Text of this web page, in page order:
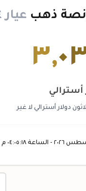
ذهب عيار ٢٤
٣,
أسترالي
دولار أسترالي لا غير
٢٠٢٦ - الساعة :١٨ م